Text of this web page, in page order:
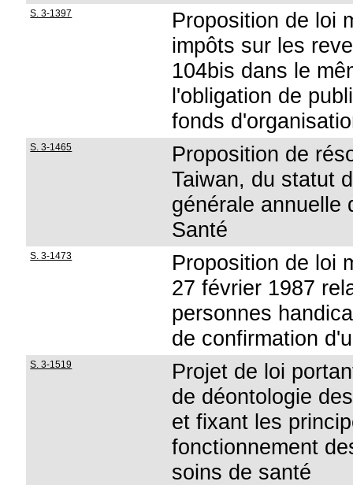
S. 3-1397
Proposition de loi
impôts sur les
104bis dans le
l'obligation de
fonds
S. 3-1465
Proposition de
Taiwan, du statut
générale annuelle
Santé
S. 3-1473
Proposition de loi
27 février 1987
personnes
de confirmation
S. 3-1519
Projet de loi
de déontologie
et fixant les
fonctionnement
soins de santé